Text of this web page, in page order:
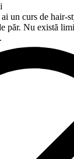
un curs de hair-
păr. Nu există